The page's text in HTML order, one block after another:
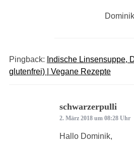
Dominik
Pingback: Indische Linsensuppe,
glutenfrei) | Vegane Rezepte
schwarzerpulli
2. März 2018 um 08:28 Uhr
Hallo Dominik,